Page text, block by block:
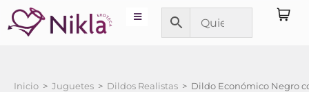
Inicio > Juguetes > Dildos Realistas > Dildo Económico Negro